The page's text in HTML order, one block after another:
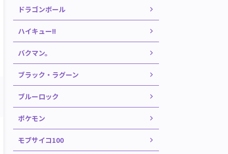
ドラゴンボール
ハイキュー!!
バクマン。
ブラック・ラグーン
ブルーロック
ポケモン
モブサイコ100